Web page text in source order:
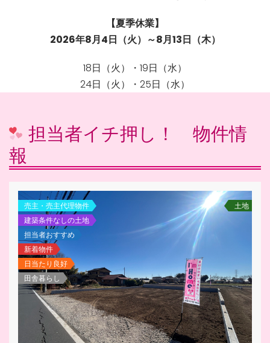
【夏季休業】
2026年8月4日（火）～8月13日（木）
18日（火）・19日（水）
24日（火）・25日（水）
担当者イチ押し！ 物件情
報
売主・売主代理物件
建築条件なしの土地
担当者おすすめ
新着物件
日当たり良好
田舎暮らし
土地